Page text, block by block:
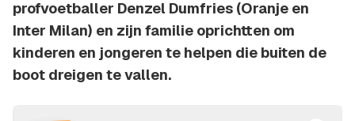
profvoetballer Denzel Dumfries (Oranje en
Inter Milan) en zijn familie oprichtten om
kinderen en jongeren te helpen die buiten de
boot dreigen te vallen.